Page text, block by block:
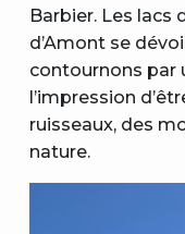
Barbier. Les lacs
d’Amont se
contournons par
l’impression
ruisseaux, des
nature.